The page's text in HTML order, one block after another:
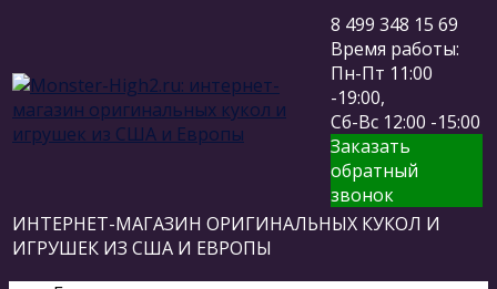
8 499 348 15 69
Время работы:
Пн-Пт 11:00
-19:00,
Сб-Вс 12:00 -15:00
Заказать
обратный
звонок
ИНТЕРНЕТ-МАГАЗИН ОРИГИНАЛЬНЫХ КУКОЛ И
ИГРУШЕК ИЗ США И ЕВРОПЫ